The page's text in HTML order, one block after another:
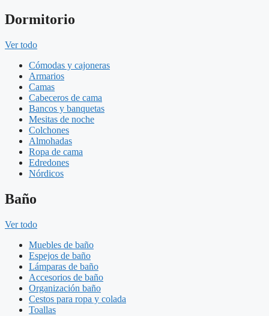
Dormitorio
Ver todo
Cómodas y cajoneras
Armarios
Camas
Cabeceros de cama
Bancos y banquetas
Mesitas de noche
Colchones
Almohadas
Ropa de cama
Edredones
Nórdicos
Baño
Ver todo
Muebles de baño
Espejos de baño
Lámparas de baño
Accesorios de baño
Organización baño
Cestos para ropa y colada
Toallas